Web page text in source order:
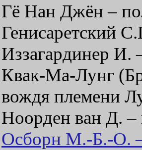
Гё Нан Джён –
Генисаретский
Иззагардинер И.
Квак-Ма-Лунг
вождя племени
Ноорден ван Д. –
Осборн М.-Б.-О. –